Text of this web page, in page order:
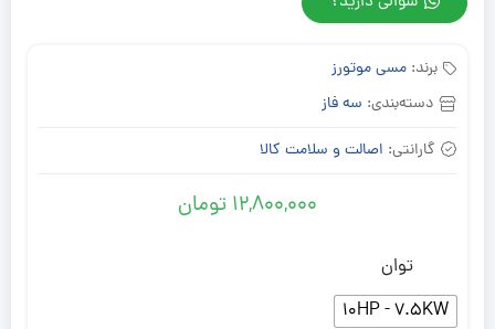
برند: مسی موتورز
دسته‌بندی: سه فاز
گارانتی: اصالت و سلامت کالا
12,800,000 تومان
توان
10HP - 7.5KW